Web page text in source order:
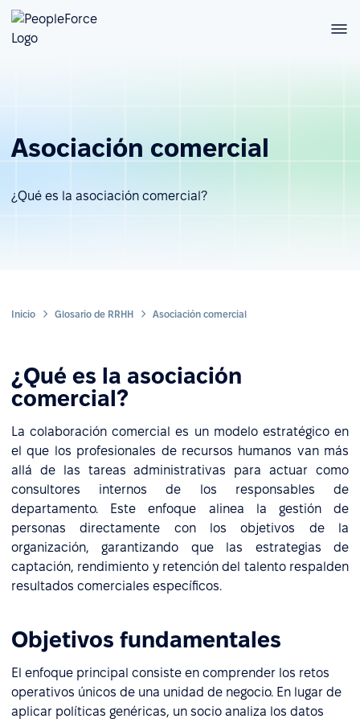
Asociación comercial
¿Qué es la asociación comercial?
Inicio Glosario de RRHH Asociación comercial
¿Qué es la asociación
comercial?
La colaboración comercial es un modelo estratégico en
el que los profesionales de recursos humanos van más
allá de las tareas administrativas para actuar como
consultores internos de los responsables de
departamento. Este enfoque alinea la gestión de
personas directamente con los objetivos de la
organización, garantizando que las estrategias de
captación, rendimiento y retención del talento respalden
resultados comerciales específicos.
Objetivos fundamentales
El enfoque principal consiste en comprender los retos
operativos únicos de una unidad de negocio. En lugar de
aplicar políticas genéricas, un socio analiza los datos